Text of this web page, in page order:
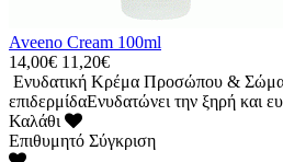
Aveeno Cream 100ml
14,00€ 11,20€
Ενυδατική Κρέμα Προσώπου &
επιδερμίδαΕνυδατώνει την ξηρή και
Καλάθι
Επιθυμητό Σύγκριση